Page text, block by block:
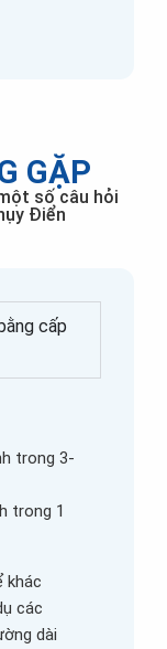
GẶP
số câu hỏi
Điển
cấp
trong 3-
trong 1
khác
các
dài